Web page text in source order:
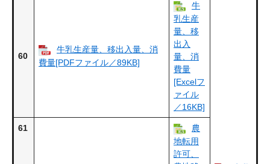
60
牛乳生産量、移出入量、消
費量[PDFファイル／89KB]
牛
乳生産
量、移
出入
量、消
費量
[Excelフ
ァイル
／16KB]
61
農
地転用
許可、